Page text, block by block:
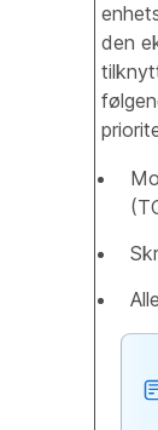
den